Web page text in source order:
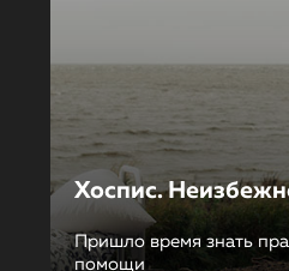
Хоспис.
Пришло время знать
помощи